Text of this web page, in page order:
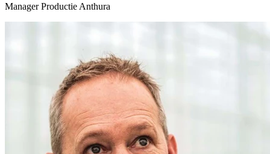
Manager Productie Anthura